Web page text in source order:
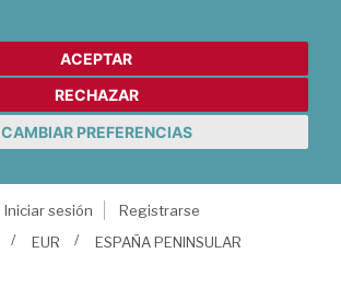
ACEPTAR
RECHAZAR
CAMBIAR PREFERENCIAS
Iniciar sesión
Registrarse
EUR ESPAÑA PENINSULAR